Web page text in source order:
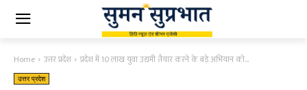
Home उत्तर प्रदेश प्रदेश में 10 लाख युवा उद्यमी तैयार करने के बड़े अभियान को...
उत्तर प्रदेश